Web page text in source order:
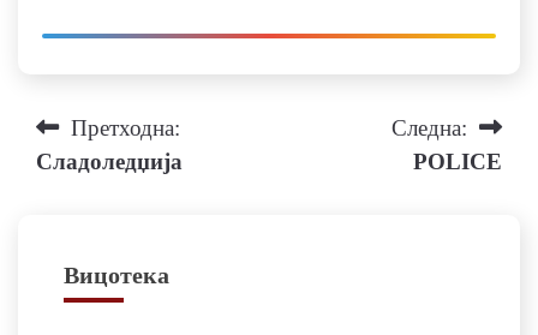
Навигација
Претходна:
Сладоледџија
Следна:
POLICE
Вицотека